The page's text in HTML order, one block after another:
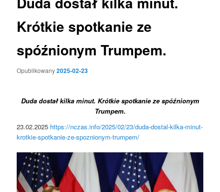
Krótkie spotkanie ze
spóźnionym Trumpem.
Opublikowany2025-02-23
Duda dostał kilka minut. Krótkie spotkanie ze spóźnionym
Trumpem.
23.02.2025 https://nczas.info/2025/02/23/duda-dostal-kilka-minut-
krotkie-spotkanie-ze-spoznionym-trumpem/